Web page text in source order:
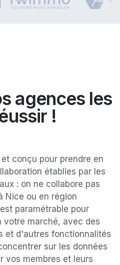
agences les
!
conçu pour prendre en
établies par les
: on ne collabore pas
Nice ou en région
paramétrable pour
votre marché, avec des
et d'autres fonctionnalités
sur les données
vos membres et leurs